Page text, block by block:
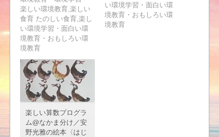
楽しい環境教育,楽しい
食育 たのしい食育,楽し
い環境学習・面白い環
境教育・おもしろい環
境教育
い環境学習・面白い環
境教育・おもしろい環
境教育
楽しい算数プログラ
ム@なかま分け／安
野光雅の絵本〈はじ